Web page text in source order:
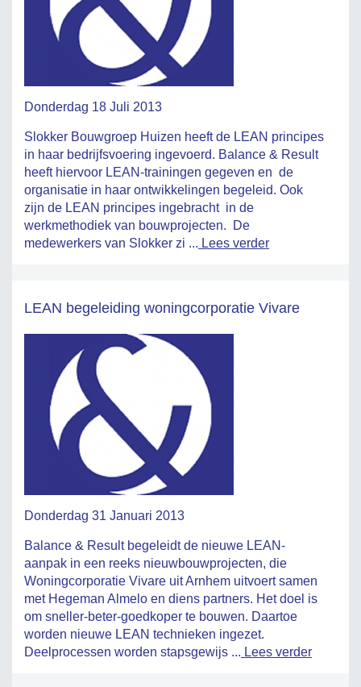
Donderdag 18 Juli 2013
Slokker Bouwgroep Huizen heeft de LEAN principes
in haar bedrijfsvoering ingevoerd. Balance & Result
heeft hiervoor LEAN-trainingen gegeven en de
organisatie in haar ontwikkelingen begeleid. Ook
zijn de LEAN principes ingebracht in de
werkmethodiek van bouwprojecten. De
medewerkers van Slokker zi ... Lees verder
LEAN begeleiding woningcorporatie Vivare
Donderdag 31 Januari 2013
Balance & Result begeleidt de nieuwe LEAN-
aanpak in een reeks nieuwbouwprojecten, die
Woningcorporatie Vivare uit Arnhem uitvoert samen
met Hegeman Almelo en diens partners. Het doel is
om sneller-beter-goedkoper te bouwen. Daartoe
worden nieuwe LEAN technieken ingezet.
Deelprocessen worden stapsgewijs ... Lees verder